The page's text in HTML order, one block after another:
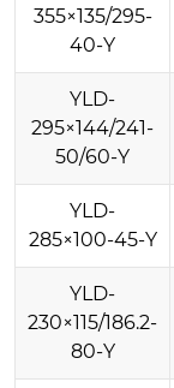
355×135/295-
40-Y
YLD-
295×144/241-
50/60-Y
YLD-
285×100-45-Y
YLD-
230×115/186.2-
80-Y